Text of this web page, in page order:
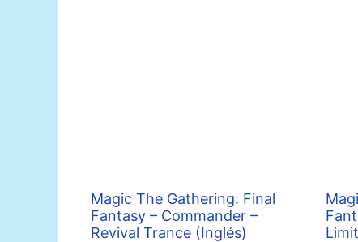
Magic The Gathering: Final
Fantasy – Commander –
Revival Trance (Inglés)